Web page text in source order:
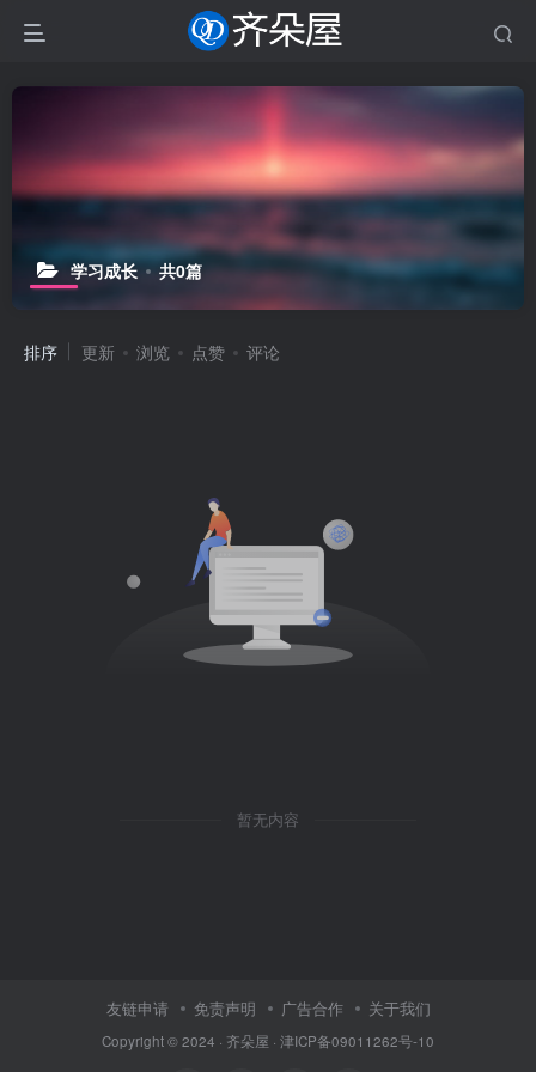
学习成长 共0篇
排序 更新 浏览 点赞 评论
暂无内容
友链申请 免责声明 广告合作 关于我们
Copyright © 2024 · 齐朵屋 · 津ICP备09011262号-10